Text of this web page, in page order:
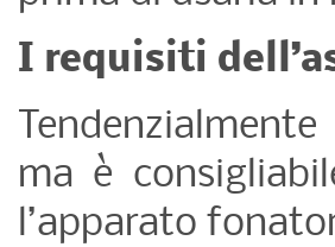
I requisiti
ma è
l’apparato